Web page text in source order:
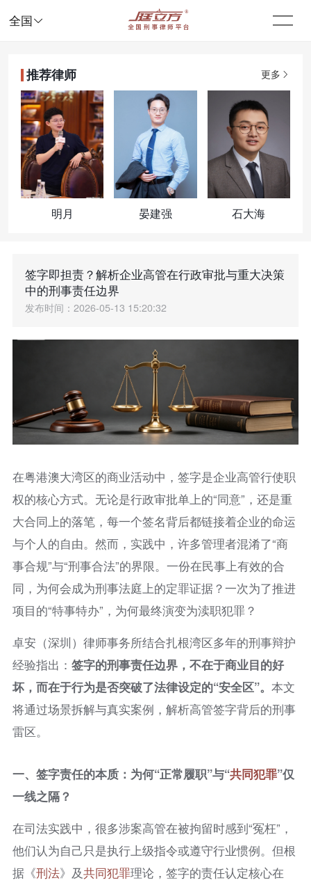
全国 
推荐律师 更多
明月 晏建强 石大海
签字即担责？解析企业高管在行政审批与重大决策
中的刑事责任边界
发布时间：2026-05-13 15:20:32
在粤港澳大湾区的商业活动中，签字是企业高管行使职
权的核心方式。无论是行政审批单上的“同意”，还是重
大合同上的落笔，每一个签名背后都链接着企业的命运
与个人的自由。然而，实践中，许多管理者混淆了“商
事合规”与“刑事合法”的界限。一份在民事上有效的合
同，为何会成为刑事法庭上的定罪证据？一次为了推进
项目的“特事特办”，为何最终演变为渎职犯罪？
卓安（深圳）律师事务所结合扎根湾区多年的刑事辩护
经验指出： 签字的刑事责任边界，不在于商业目的好
坏，而在于行为是否突破了法律设定的“安全区”。 本文
将通过场景拆解与真实案例，解析高管签字背后的刑事
雷区。
一、签字责任的本质：为何“正常履职”与“共同犯罪”仅
一线之隔？
在司法实践中，很多涉案高管在被拘留时感到“冤枉”，
他们认为自己只是执行上级指令或遵守行业惯例。但根
据《刑法》及共同犯罪理论，签字的责任认定核心在